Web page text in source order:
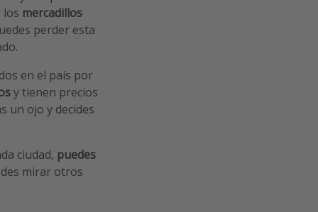
los mercadillos
perder esta
en el país por
y tienen precios
un ojo y decides
ciudad, puedes
mirar otros